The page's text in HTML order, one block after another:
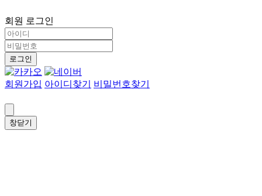
회원 로그인
로그인
회원가입 아이디찾기 비밀번호찾기
창닫기